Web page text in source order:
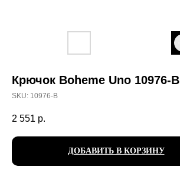
Крючок Boheme Uno 10976-B
SKU: 10976-B
2 551 р.
ДОБАВИТЬ В КОРЗИНУ